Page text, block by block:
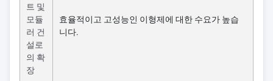
트 및
모듈
러 건
설로
의 확
장
효율적이고 고성능인 이형제에 대한 수요가 높습
니다.